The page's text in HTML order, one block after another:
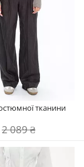
тканини
2 089 ₴